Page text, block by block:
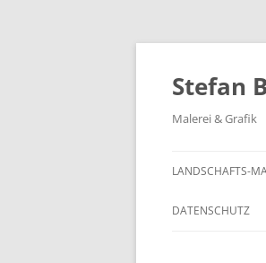
Zum
springen
Stefan
Malerei & Grafik
LANDSCHAFTS-
DATENSCHUTZ